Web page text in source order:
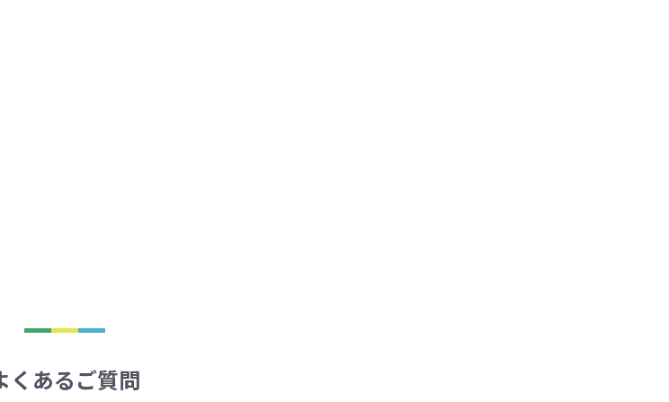
くあるご質問